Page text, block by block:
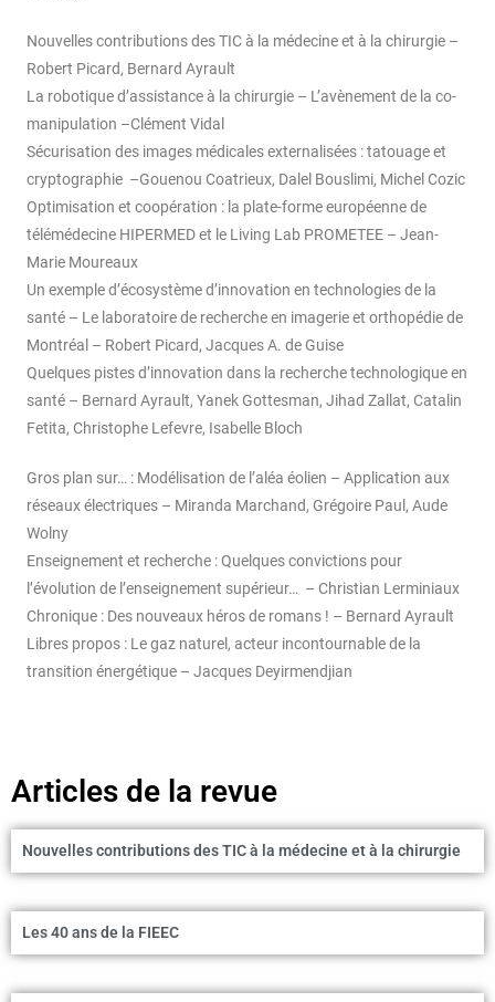
Nouvelles contributions des TIC à la médecine et à la chirurgie –
Robert Picard, Bernard Ayrault
La robotique d’assistance à la chirurgie – L’avènement de la co-
manipulation –Clément Vidal
Sécurisation des images médicales externalisées : tatouage et
cryptographie –Gouenou Coatrieux, Dalel Bouslimi, Michel Cozic
Optimisation et coopération : la plate-forme européenne de
télémédecine HIPERMED et le Living Lab PROMETEE – Jean-
Marie Moureaux
Un exemple d’écosystème d’innovation en technologies de la
santé – Le laboratoire de recherche en imagerie et orthopédie de
Montréal – Robert Picard, Jacques A. de Guise
Quelques pistes d’innovation dans la recherche technologique en
santé – Bernard Ayrault, Yanek Gottesman, Jihad Zallat, Catalin
Fetita, Christophe Lefevre, Isabelle Bloch
Gros plan sur… : Modélisation de l’aléa éolien – Application aux
réseaux électriques – Miranda Marchand, Grégoire Paul, Aude
Wolny
Enseignement et recherche : Quelques convictions pour
l’évolution de l’enseignement supérieur… – Christian Lerminiaux
Chronique : Des nouveaux héros de romans ! – Bernard Ayrault
Libres propos : Le gaz naturel, acteur incontournable de la
transition énergétique – Jacques Deyirmendjian
Articles de la revue
Nouvelles contributions des TIC à la médecine et à la chirurgie
Les 40 ans de la FIEEC